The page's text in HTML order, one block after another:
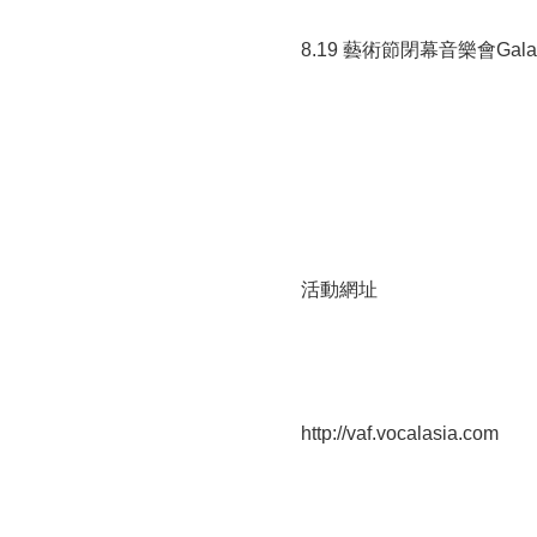
8.19 藝術節閉幕音樂會
活動網址
http://vaf.vocalasia.com